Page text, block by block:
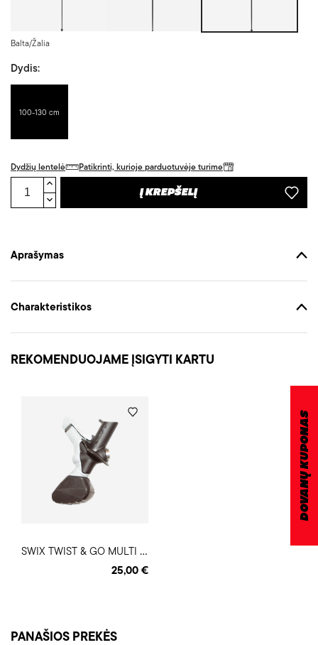
Balta/Žalia
Dydis:
100-130 cm
Dydžių lentelė Patikrinti, kurioje parduotuvėje turime
Į KREPŠELĮ
Aprašymas
Charakteristikos
REKOMENDUOJAME ĮSIGYTI KARTU
S
WIX TWIST & GO MULTI lazdų antgaliai
25,00 €
PANAŠIOS PREKĖS
DOVANŲ KUPONAS